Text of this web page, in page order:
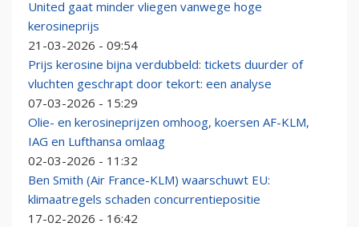
United gaat minder vliegen vanwege hoge
kerosineprijs
21-03-2026 - 09:54
Prijs kerosine bijna verdubbeld: tickets duurder of
vluchten geschrapt door tekort: een analyse
07-03-2026 - 15:29
Olie- en kerosineprijzen omhoog, koersen AF-KLM,
IAG en Lufthansa omlaag
02-03-2026 - 11:32
Ben Smith (Air France-KLM) waarschuwt EU:
klimaatregels schaden concurrentiepositie
17-02-2026 - 16:42